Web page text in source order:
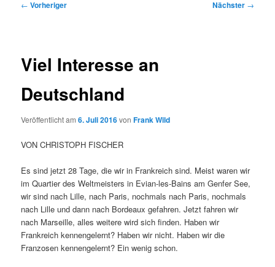
Beitragsnavigation
← Vorheriger Nächster →
Viel Interesse an
Deutschland
Veröffentlicht am6. Juli 2016vonFrank Wild
VON CHRISTOPH FISCHER
Es sind jetzt 28 Tage, die wir in Frankreich sind. Meist waren wir
im Quartier des Weltmeisters in Evian-les-Bains am Genfer See,
wir sind nach Lille, nach Paris, nochmals nach Paris, nochmals
nach Lille und dann nach Bordeaux gefahren. Jetzt fahren wir
nach Marseille, alles weitere wird sich finden. Haben wir
Frankreich kennengelernt? Haben wir nicht. Haben wir die
Franzosen kennengelernt? Ein wenig schon.